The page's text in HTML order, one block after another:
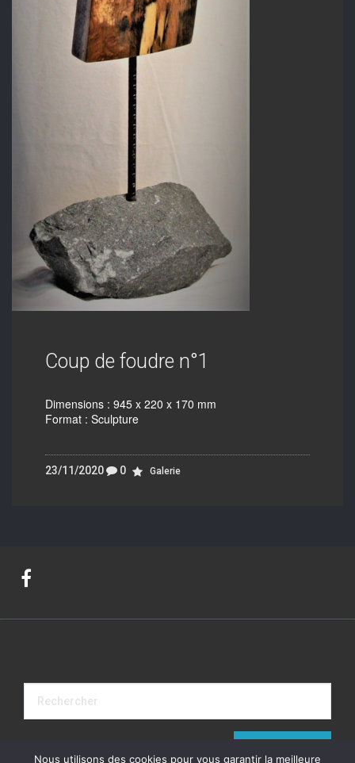
Coup de foudre n°1
Dimensions : 945 x 220 x 170 mm
Format : Sculpture
23/11/2020 0 Galerie
Nous utilisons des cookies pour vous garantir la meilleure